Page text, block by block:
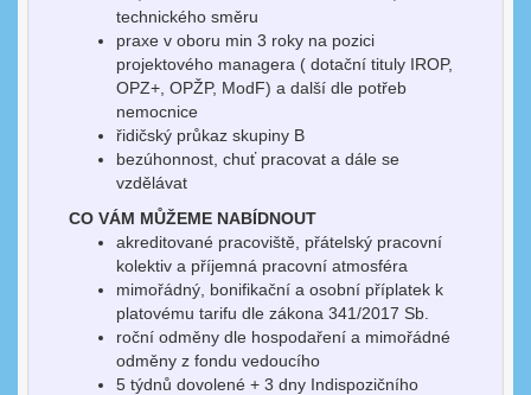
technického směru
praxe v oboru min 3 roky na pozici
projektového managera ( dotační tituly IROP,
OPZ+, OPŽP, ModF) a další dle potřeb
nemocnice
řidičský průkaz skupiny B
bezúhonnost, chuť pracovat a dále se
vzdělávat
CO VÁM MŮŽEME NABÍDNOUT
akreditované pracoviště, přátelský pracovní
kolektiv a příjemná pracovní atmosféra
mimořádný, bonifikační a osobní příplatek k
platovému tarifu dle zákona 341/2017 Sb.
roční odměny dle hospodaření a mimořádné
odměny z fondu vedoucího
5 týdnů dovolené + 3 dny Indispozičního